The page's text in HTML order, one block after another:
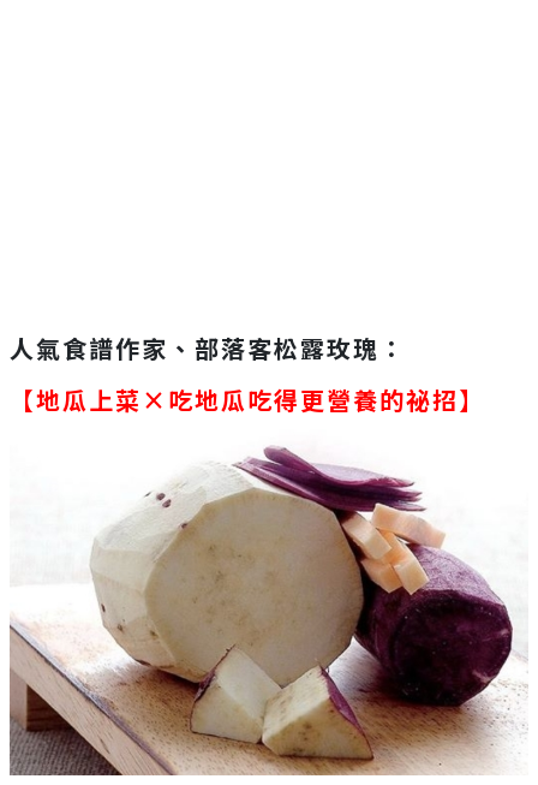
人氣食譜作家、部落客松露玫瑰：
【地瓜上菜×吃地瓜吃得更營養的祕招】